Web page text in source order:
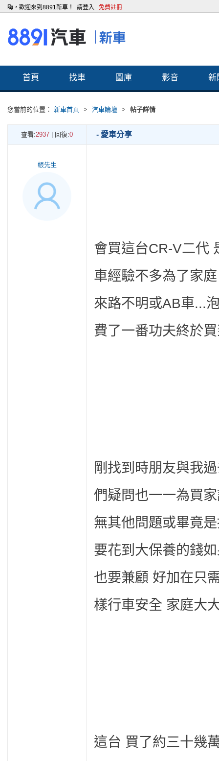
嗨，歡迎來到8891新車！ 請登入 免費註冊
首頁 找車 圖庫 影音 新
您當前的位置： 新車首頁 > 汽車論壇 > 帖子詳情
查看:2937 | 回復:0 - 愛車分享
帳先生
會買這台CR-V二代
車經驗不多為了家
來路不明或AB車...
費了一番功夫終於
剛找到時朋友與我
們疑問也一一為買
無其他問題或畢竟
要花到大保養的錢
也要兼顧 好加在只
樣行車安全 家庭大
這台 買了約三十幾